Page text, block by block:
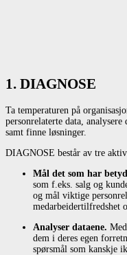
1. DIAGNOSE
Ta temperaturen på
personrelaterte data,
samt finne løsninger.
DIAGNOSE består av tre
Mål det som har
som f.eks. salg og
og mål viktige
medarbeidertilfredshet
Analyser dataene.
dem i deres egen
spørsmål som kanskje